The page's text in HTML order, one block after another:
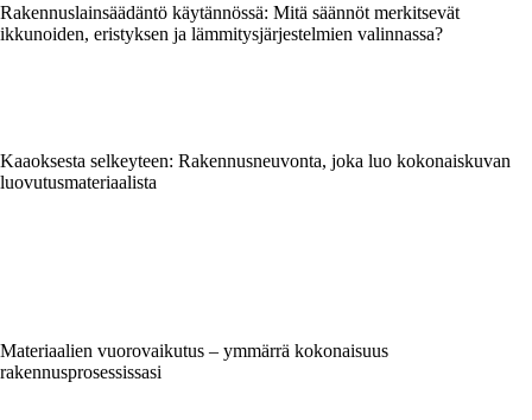
Rakennuslainsäädäntö käytännössä: Mitä säännöt merkitsevät
ikkunoiden, eristyksen ja lämmitysjärjestelmien valinnassa?
Kaaoksesta selkeyteen: Rakennusneuvonta, joka luo kokonaiskuvan
luovutusmateriaalista
Materiaalien vuorovaikutus – ymmärrä kokonaisuus
rakennusprosessissasi